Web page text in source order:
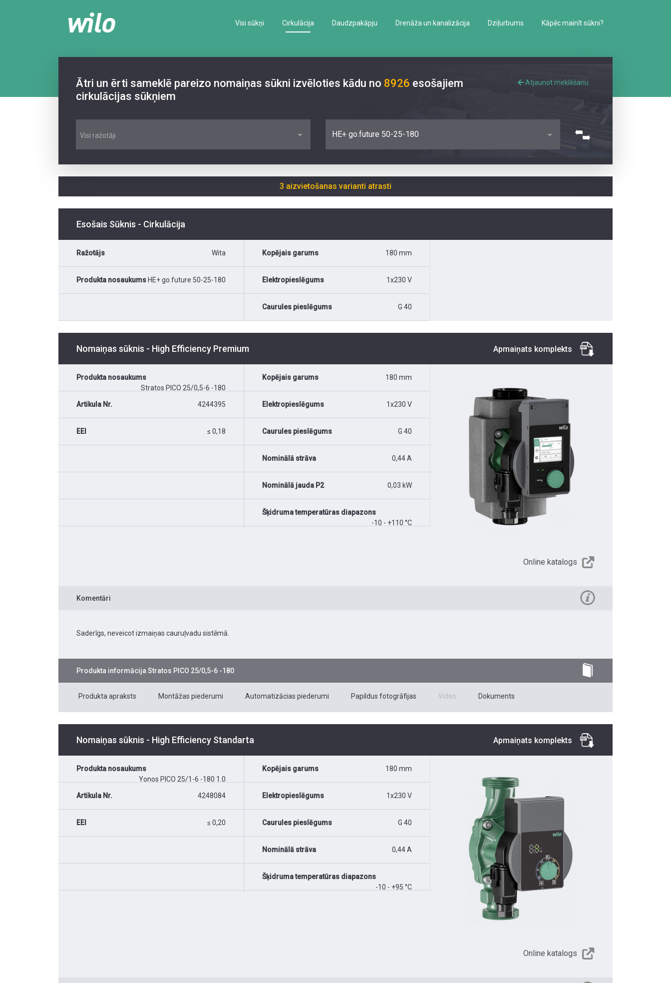
Visi sūkņi Cirkulācija Daudzpakāpju Drenāža un kanalizācija Dziļurbums Kāpēc mainīt sūkni?
Ātri un ērti sameklē pareizo nomaiņas sūkni izvēloties kādu no 8926 esošajiem
cirkulācijas sūkņiem
Atjaunot meklēšanu
Visi ražotāji HE+ go.future 50-25-180
3 aizvietošanas varianti atrasti
Esošais Sūknis - Cirkulācija
Ražotājs Wita
Produkta nosaukums HE+ go.future 50-25-180
Kopējais garums 180 mm
Elektropieslēgums 1x230 V
Caurules pieslēgums G 40
Nomaiņas sūknis - High Efficiency Premium Apmaiņats komplekts
Produkta nosaukums
Stratos PICO 25/0,5-6 -180
Artikula Nr. 4244395
EEI ≤ 0,18
Kopējais garums 180 mm
Elektropieslēgums 1x230 V
Caurules pieslēgums G 40
Nominālā strāva 0,44 A
Nominālā jauda P2 0,03 kW
Šķidruma temperatūras diapazons
-10 - +110 °C
Online katalogs
Komentāri
Saderīgs, neveicot izmaiņas cauruļvadu sistēmā.
Produkta informācija Stratos PICO 25/0,5-6 -180
Produkta apraksts Montāžas piederumi Automatizācias piederumi Papildus fotogrāfijas Video Dokuments
Nomaiņas sūknis - High Efficiency Standarta Apmaiņats komplekts
Produkta nosaukums
Yonos PICO 25/1-6 -180 1.0
Artikula Nr. 4248084
EEI ≤ 0,20
Kopējais garums 180 mm
Elektropieslēgums 1x230 V
Caurules pieslēgums G 40
Nominālā strāva 0,44 A
Šķidruma temperatūras diapazons
-10 - +95 °C
Online katalogs